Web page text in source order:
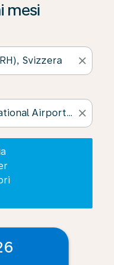
mesi
close
close